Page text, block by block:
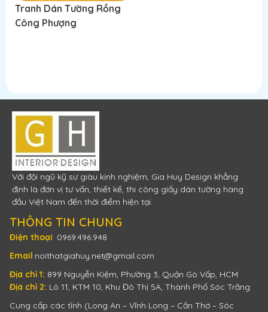
Tranh Dán Tường Rồng
Công Phượng
Với đội ngũ kỹ sư giàu kinh nghiệm, Gia Huy Design khẳng
định là đơn vị tư vấn, thiết kế, thi công giấy dán tường hàng
đầu Việt Nam đến thời điểm hiện tại.
THÔNG TIN CHUNG
Điện thoại: 0969.496.948
Email:noithatgiahuy.net@gmail.com
Địa chỉ 1: 899 Nguyễn Kiệm, Phường 3, Quận Gò Vấp, HCM
Địa chỉ 2: Lô 11, KTM 10, Khu Đô Thị 5A, Thành Phố Sóc Trăng
Cung cấp các tỉnh (Long An – Vĩnh Long – Cần Thơ – Sóc